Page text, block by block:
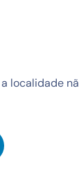
localidade